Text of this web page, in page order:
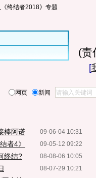
终结者2018》专题
(责
[
网页 新闻
09-06-04 10:31
棒阿诺
09-05-12 09:22
者4》
08-08-06 10:05
终结?
08-07-29 10:21